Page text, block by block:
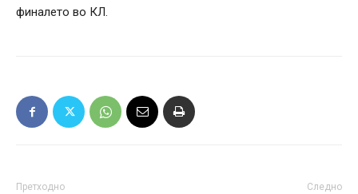
финалето во КЛ.
Претходно Следно